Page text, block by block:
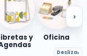
y Oficina
›
Desliza